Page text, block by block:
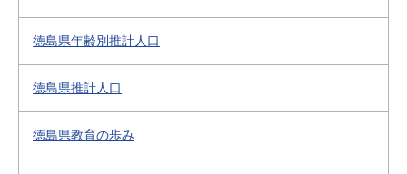
徳島県年齢別推計人口
徳島県推計人口
徳島県教育の歩み